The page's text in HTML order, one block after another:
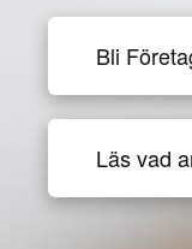
Bli
Läs vad